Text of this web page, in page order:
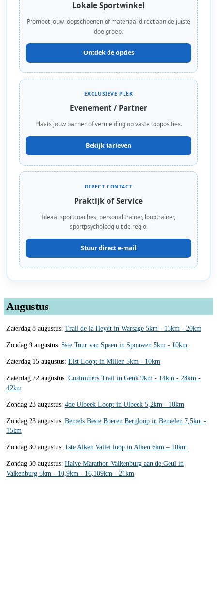
Lokale Sportwinkel
Promoot jouw loopschoenen of materiaal direct aan de juiste
doelgroep.
Ontdek de opties
EXCLUSIEVE PLEK
Evenement / Partner
Plaats jouw banner of vermelding op vaste topposities.
Bekijk tarieven
DIRECT CONTACT
Praktijk of Service
Ideaal sportcoaches, personal trainer, looptrainer,
sportpsycholoog uit de regio.
Stuur direct e-mail
Augustus
Zaterdag 8 augustus: Trail de la Heydt in Warsage 5km - 13km - 20km
Zondag 9 augustus: 8ste Tour van Spaen in Spouwen 5km - 10km
Zaterdag 15 augustus: Elst Loopt in Millen 5km - 10km
Zaterdag 22 augustus: Coalminers Trail in Genk 9km - 14km - 28km -
42km
Zondag 23 augustus: 4de Ulbeek Loopt in Ulbeek 5,2km - 10km
Zondag 23 augustus: Bemels Beste Boeren Bergloop in Bemelen 7,5km -
15km
Zondag 30 augustus: 1ste Alken Vallei loop in Alken 6km – 10km
Zondag 30 augustus: Halve Marathon Valkenburg aan de Geul in
Valkenburg 5km - 10,9km - 16,109km - 21km